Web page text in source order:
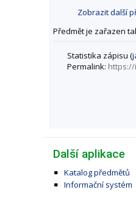
Zobrazit další
Předmět je zařazen
Statistika zápisu (
Permalink: https://
Další aplikace
Katalog předmětů
Informační systém